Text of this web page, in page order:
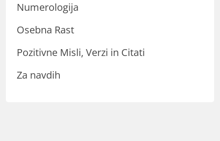
Numerologija
Osebna Rast
Pozitivne Misli, Verzi in Citati
Za navdih